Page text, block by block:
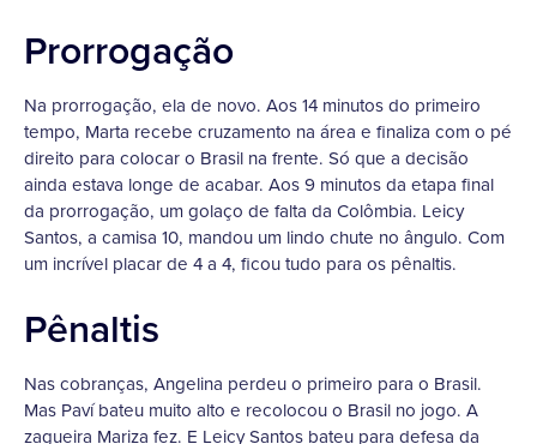
Prorrogação
Na prorrogação, ela de novo. Aos 14 minutos do primeiro
tempo, Marta recebe cruzamento na área e finaliza com o pé
direito para colocar o Brasil na frente. Só que a decisão
ainda estava longe de acabar. Aos 9 minutos da etapa final
da prorrogação, um golaço de falta da Colômbia. Leicy
Santos, a camisa 10, mandou um lindo chute no ângulo. Com
um incrível placar de 4 a 4, ficou tudo para os pênaltis.
Pênaltis
Nas cobranças, Angelina perdeu o primeiro para o Brasil.
Mas Paví bateu muito alto e recolocou o Brasil no jogo. A
zagueira Mariza fez. E Leicy Santos bateu para defesa da